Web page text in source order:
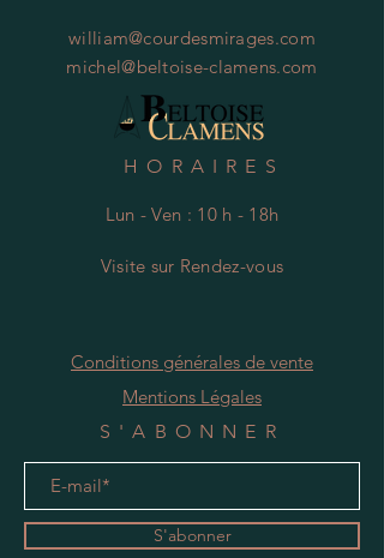
william@courdesmirages.com
michel@beltoise-clamens.com
HORAIRES
Lun - Ven : 10 h - 18h
Visite sur Rendez-vous
Conditions générales de vente
Mentions Légales
S'ABONNER
S'abonner